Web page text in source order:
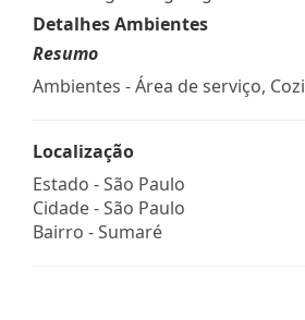
Detalhes Ambientes
Resumo
Ambientes - Área de serviço,
Localização
Estado -São Paulo
Cidade -São Paulo
Bairro -Sumaré